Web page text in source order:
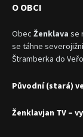
O OBCI
Obec Ženklava se
se táhne
Štramberka do
Původní (stará)
Ženklavjan TV –